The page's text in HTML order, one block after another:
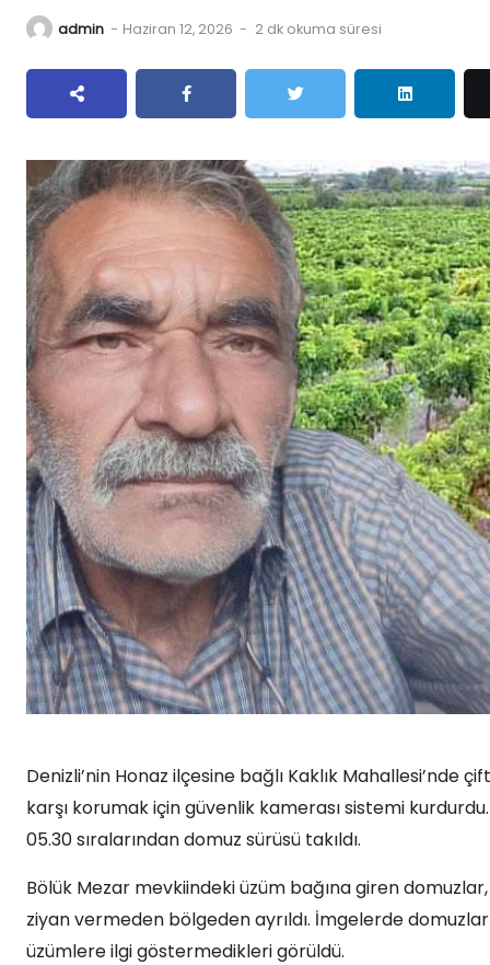
admin - Haziran 12, 2026 - 2 dk okuma süresi
Denizli’nin Honaz ilçesine bağlı Kaklık Mahallesi’nde
karşı korumak için güvenlik kamerası sistemi
05.30 sıralarından domuz sürüsü takıldı.
Bölük Mezar mevkiindeki üzüm bağına giren
ziyan vermeden bölgeden ayrıldı. İmgelerde
üzümlere ilgi göstermedikleri görüldü.